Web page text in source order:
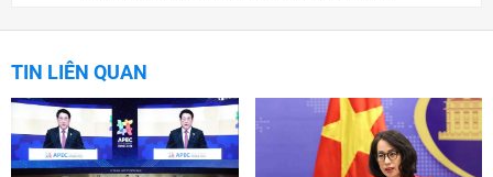
TIN LIÊN QUAN